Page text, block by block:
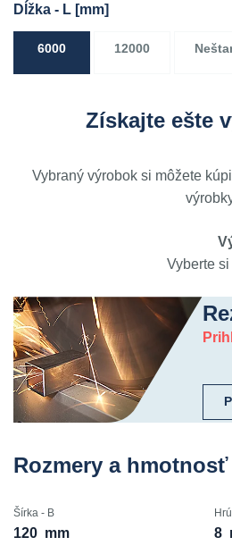
Dĺžka - L [mm]
6000 12000
Získajte ešte
Vybraný výrobok si môžete
Vyberte
Rozmery a hmotnosť
Šírka - B
120 mm 8